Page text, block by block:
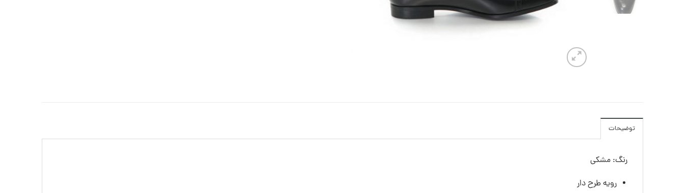
توضیحات
رنگ: مشکی
رویه طرح دار